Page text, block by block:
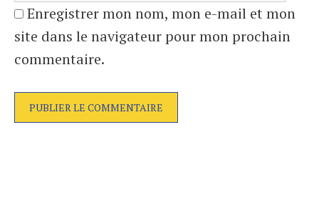
Enregistrer mon nom, mon e-mail et mon
site dans le navigateur pour mon prochain
commentaire.